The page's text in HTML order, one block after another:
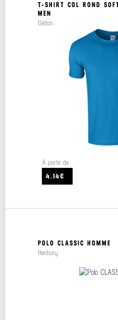
T-SHIRT COL ROND
MEN
Gildan
À partir de
4.14€
POLO CLASSIC HOMME
Henbury